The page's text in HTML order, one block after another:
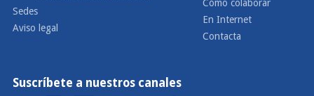
Sedes
Aviso legal
Cómo colaborar
En Internet
Contacta
Suscríbete a nuestros canales